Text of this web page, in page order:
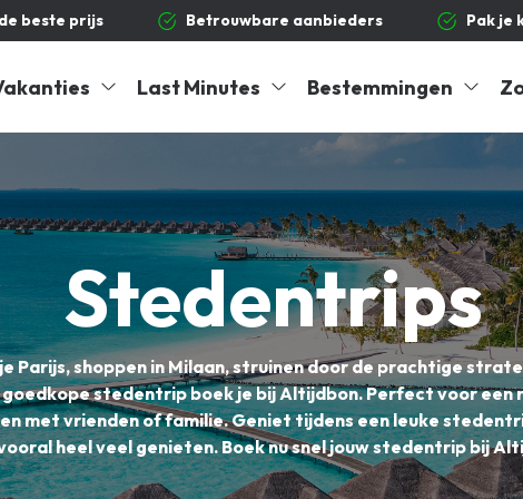
beste prijs Betrouwbare aanbieders Pak je
Last Minutes Bestemmingen
Stedentrips
Parijs, shoppen in Milaan, struinen door de prachtige
goedkope stedentrip boek je bij Altijdbon. Perfect voor
met vrienden of familie. Geniet tijdens een leuke
heel veel genieten. Boek nu snel jouw stedentrip bij